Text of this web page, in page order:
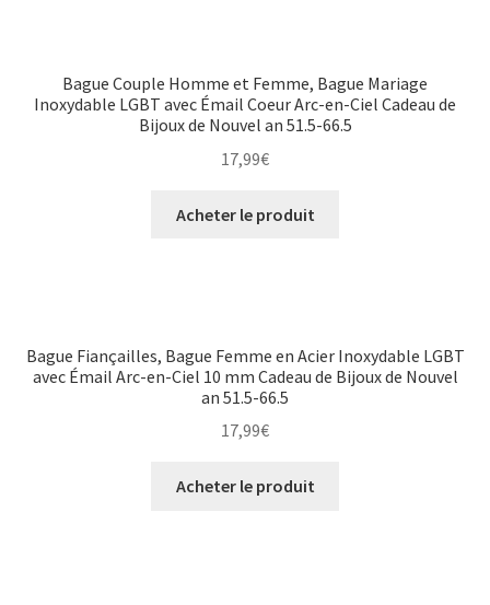
Bague Couple Homme et Femme, Bague Mariage
Inoxydable LGBT avec Émail Coeur Arc-en-Ciel Cadeau de
Bijoux de Nouvel an 51.5-66.5
17,99€
Acheter le produit
Bague Fiançailles, Bague Femme en Acier Inoxydable LGBT
avec Émail Arc-en-Ciel 10 mm Cadeau de Bijoux de Nouvel
an 51.5-66.5
17,99€
Acheter le produit